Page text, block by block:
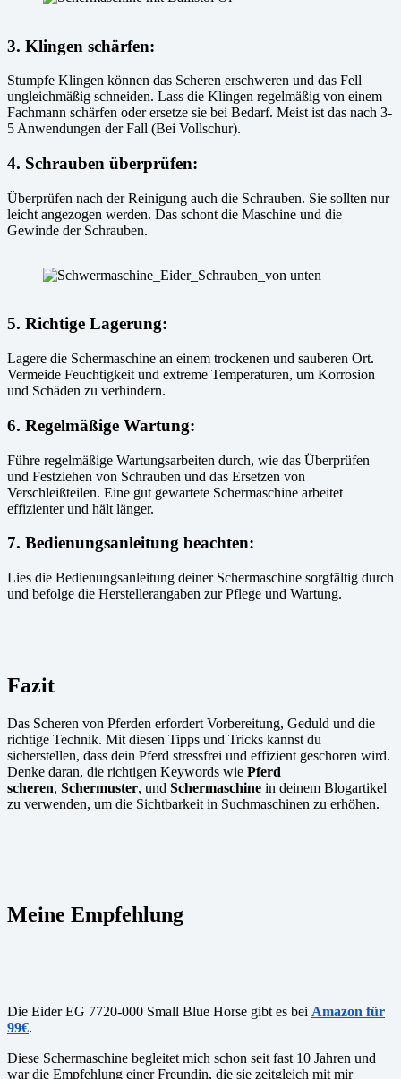
3. Klingen schärfen:
Stumpfe Klingen können das Scheren erschweren und das Fell
ungleichmäßig schneiden. Lass die Klingen regelmäßig von einem
Fachmann schärfen oder ersetze sie bei Bedarf. Meist ist das nach 3-
5 Anwendungen der Fall (Bei Vollschur).
4. Schrauben überprüfen:
Überprüfen nach der Reinigung auch die Schrauben. Sie sollten nur
leicht angezogen werden. Das schont die Maschine und die
Gewinde der Schrauben.
5. Richtige Lagerung:
Lagere die Schermaschine an einem trockenen und sauberen Ort.
Vermeide Feuchtigkeit und extreme Temperaturen, um Korrosion
und Schäden zu verhindern.
6. Regelmäßige Wartung:
Führe regelmäßige Wartungsarbeiten durch, wie das Überprüfen
und Festziehen von Schrauben und das Ersetzen von
Verschleißteilen. Eine gut gewartete Schermaschine arbeitet
effizienter und hält länger.
7. Bedienungsanleitung beachten:
Lies die Bedienungsanleitung deiner Schermaschine sorgfältig durch
und befolge die Herstellerangaben zur Pflege und Wartung.
Fazit
Das Scheren von Pferden erfordert Vorbereitung, Geduld und die
richtige Technik. Mit diesen Tipps und Tricks kannst du
sicherstellen, dass dein Pferd stressfrei und effizient geschoren wird.
Denke daran, die richtigen Keywords wie Pferd
scheren, Schermuster, und Schermaschine in deinem Blogartikel
zu verwenden, um die Sichtbarkeit in Suchmaschinen zu erhöhen.
Meine Empfehlung
Die Eider EG 7720-000 Small Blue Horse gibt es bei Amazon für
99€.
Diese Schermaschine begleitet mich schon seit fast 10 Jahren und
war die Empfehlung einer Freundin, die sie zeitgleich mit mir